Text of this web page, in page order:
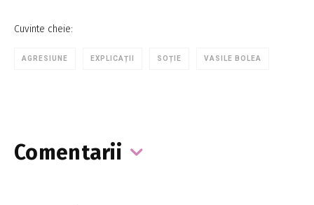
Cuvinte cheie:
AGRESIUNE EXPLICAȚII SOȚIE VASILE BOLEA
Comentarii